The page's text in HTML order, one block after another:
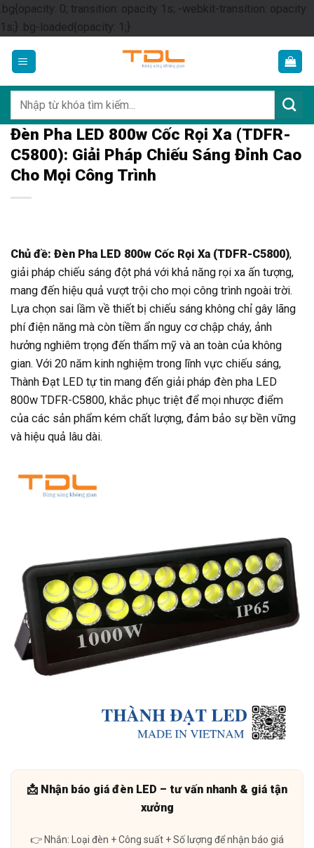
.bg{opacity: 0; transition: opacity 1s; -webkit-transition: opacity
1s;} .bg-loaded{opacity: 1;}Skip
content
kiếm:
Đèn Pha LED 800w Cốc Rọi Xa (TDFR-
C5800): Giải Pháp Chiếu Sáng Đỉnh Cao
Cho Mọi Công Trình
Chủ đề: Đèn Pha LED 800w Cốc Rọi Xa (TDFR-C5800),
giải pháp chiếu sáng đột phá với khả năng rọi xa ấn tượng,
mang đến hiệu quả vượt trội cho mọi công trình ngoài trời.
Lựa chọn sai lầm về thiết bị chiếu sáng không chỉ gây lãng
phí điện năng mà còn tiềm ẩn nguy cơ chập cháy, ảnh
hưởng nghiêm trọng đến thẩm mỹ và an toàn của không
gian. Với 20 năm kinh nghiệm trong lĩnh vực chiếu sáng,
Thành Đạt LED tự tin mang đến giải pháp đèn pha LED
800w TDFR-C5800, khắc phục triệt để mọi nhược điểm
của các sản phẩm kém chất lượng, đảm bảo sự bền vững
và hiệu quả lâu dài.
📩 Nhận báo giá đèn LED – tư vấn nhanh & giá tận
xưởng
👉 Nhắn: Loại đèn + Công suất + Số lượng để nhận báo giá